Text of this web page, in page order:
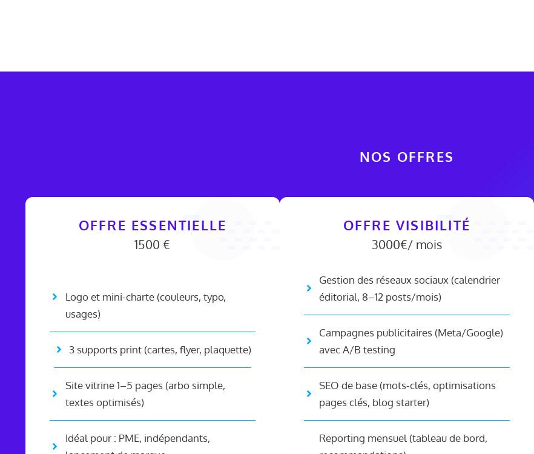
NOS OFFRES
OFFRE ESSENTIELLE
1500 €
Logo et mini-charte (couleurs, typo,
usages)
3 supports print (cartes, flyer, plaquette)
Site vitrine 1–5 pages (arbo simple,
textes optimisés)
Idéal pour : PME, indépendants,
OFFRE VISIBILITÉ
3000€/ mois
Gestion des réseaux sociaux (calendrier
éditorial, 8–12 posts/mois)
Campagnes publicitaires (Meta/Google)
avec A/B testing
SEO de base (mots-clés, optimisations
pages clés, blog starter)
Reporting mensuel (tableau de bord,